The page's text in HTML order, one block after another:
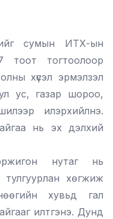
сумын ИТХ-ын
тоот тогтоолоор
хүсэл эрмэлзэл
ус, газар шороо,
илэрхийлнэ.
нь эх дэлхий
нутаг нь
хөгжиж
хувьд гал
илтгэнэ. Дунд